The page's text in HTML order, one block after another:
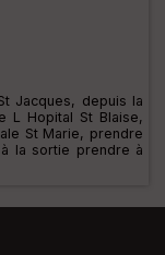
Jacques, depuis la
L Hopital St Blaise,
St Marie, prendre
la sortie prendre à